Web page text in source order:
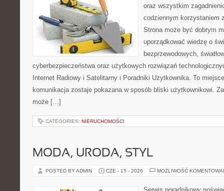
oraz wszystkim
codziennym korzystaniem
Strona może być dobrym
uporządkować wiedzę o
bezprzewodowych,
cyberbezpieczeństwa oraz użytkowych rozwiązań
Internet Radiowy i Satelitarny i Poradniki Użytkownika. To
komunikacja zostaje pokazana w sposób bliski użytkownikowi.
może […]
CATEGORIES: NIERUCHOMOŚCI
MODA, URODA, STYL
POSTED BY ADMIN CZE - 15 - 2026 MOŻLIWOŚĆ